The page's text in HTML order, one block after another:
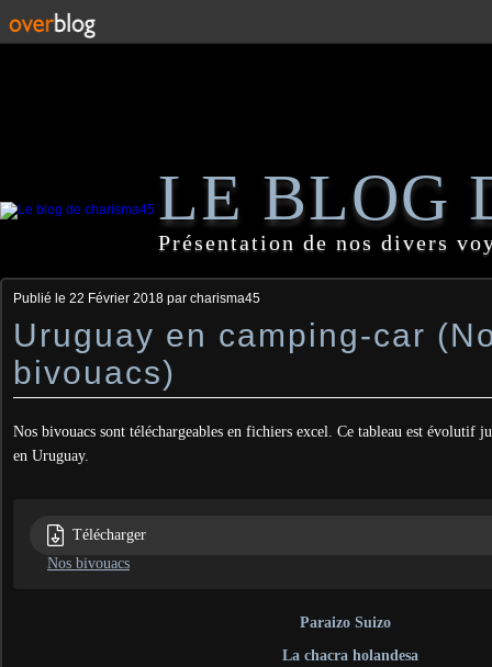
LE BLOG
Présentation de nos divers
Publié le 22 Février 2018 par charisma45
Uruguay en camping-car
bivouacs)
Nos bivouacs sont téléchargeables en fichiers excel. Ce tableau est évolutif
en Uruguay.
Télécharger
Nos bivouacs
Paraizo Suizo
La chacra holandesa